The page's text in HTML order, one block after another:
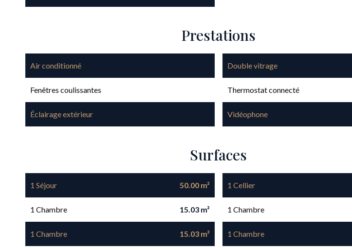
Prestations
Air conditionné Double vitrage
Fenêtres coulissantes Thermostat connecté
Éclairage extérieur Vidéophone
Surfaces
1 Séjour 50.00 m² 1 Cellier
1 Chambre 15.03 m² 1 Chambre
1 Chambre 15.03 m² 1 Chambre